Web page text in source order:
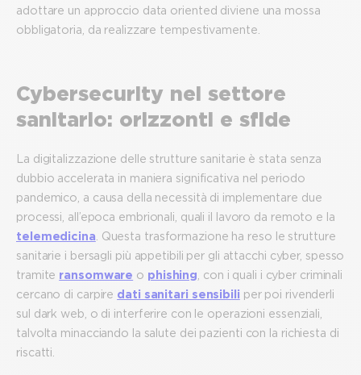
adottare un approccio data oriented diviene una mossa
obbligatoria, da realizzare tempestivamente.
Cybersecurity nel settore
sanitario: orizzonti e sfide
La digitalizzazione delle strutture sanitarie è stata senza
dubbio accelerata in maniera significativa nel periodo
pandemico, a causa della necessità di implementare due
processi, all’epoca embrionali, quali il lavoro da remoto e la
telemedicina . Questa trasformazione ha reso le strutture
sanitarie i bersagli più appetibili per gli attacchi cyber, spesso
tramite ransomware o phishing , con i quali i cyber criminali
cercano di carpire dati sanitari sensibili per poi rivenderli
sul dark web, o di interferire con le operazioni essenziali,
talvolta minacciando la salute dei pazienti con la richiesta di
riscatti.